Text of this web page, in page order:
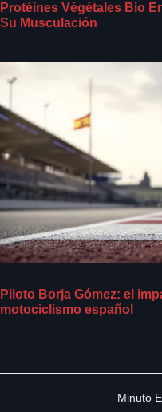
Protéines Végétales Bio
Su Musculación
Piloto Borja Gómez: el
motociclismo español
Minuto